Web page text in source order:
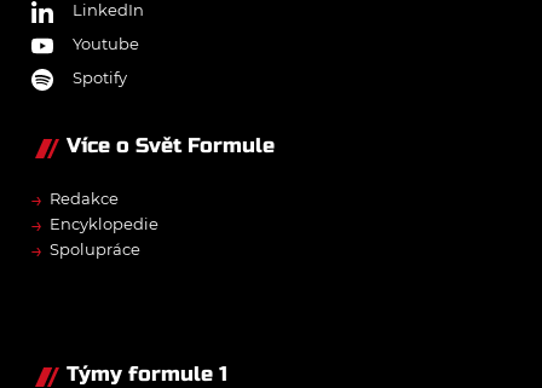
LinkedIn
Youtube
Spotify
Více o Svět Formule
→ Redakce
→ Encyklopedie
→ Spolupráce
Týmy formule 1